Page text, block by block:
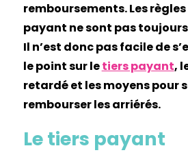
remboursements. Les
payant ne sont pas
Il n’est donc pas facile de
le point sur letiers payant,
retardé et les moyens pour
rembourser les arriérés.
Le tiers payant